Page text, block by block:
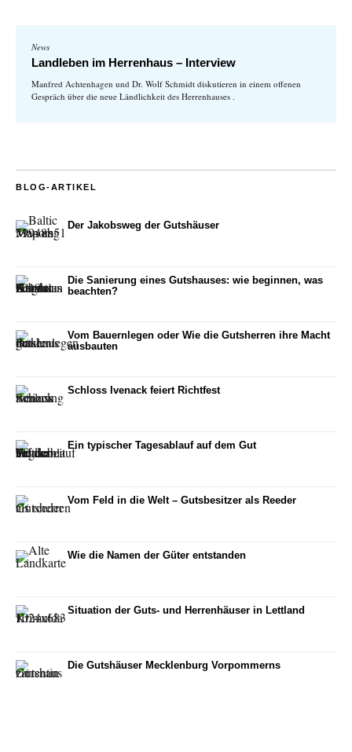
News
Landleben im Herrenhaus – Interview
Manfred Achtenhagen und Dr. Wolf Schmidt diskutieren in einem offenen
Gespräch über die neue Ländlichkeit des Herrenhauses .
BLOG-ARTIKEL
Der Jakobsweg der Gutshäuser
Die Sanierung eines Gutshauses: wie beginnen, was
beachten?
Vom Bauernlegen oder Wie die Gutsherren ihre Macht
ausbauten
Schloss Ivenack feiert Richtfest
Ein typischer Tagesablauf auf dem Gut
Vom Feld in die Welt – Gutsbesitzer als Reeder
Wie die Namen der Güter entstanden
Situation der Guts- und Herrenhäuser in Lettland
Die Gutshäuser Mecklenburg Vorpommerns